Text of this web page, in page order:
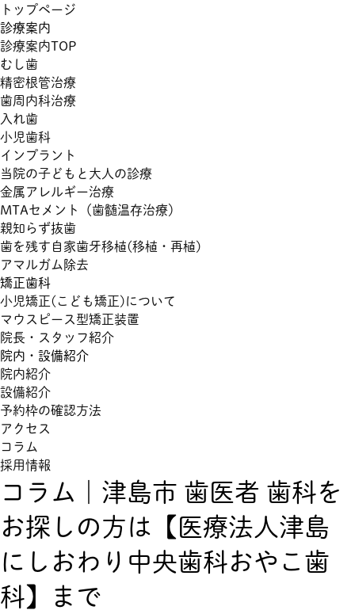
トップページ
診療案内
診療案内TOP
むし歯
精密根管治療
歯周内科治療
入れ歯
小児歯科
インプラント
当院の子どもと大人の診療
金属アレルギー治療
MTAセメント（歯髄温存治療）
親知らず抜歯
歯を残す自家歯牙移植(移植・再植)
アマルガム除去
矯正歯科
小児矯正(こども矯正)について
マウスピース型矯正装置
院長・スタッフ紹介
院内・設備紹介
院内紹介
設備紹介
予約枠の確認方法
アクセス
コラム
採用情報
コラム｜津島市 歯医者 歯科を
お探しの方は【医療法人津島
にしおわり中央歯科おやこ歯
科】まで